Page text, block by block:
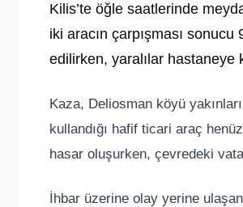
Kilis’te öğle saatlerinde
iki aracın çarpışması
edilirken, yaralılar hastaneye
Kaza, Deliosman köyü
kullandığı hafif ticari araç
hasar oluşurken, çevredeki
İhbar üzerine olay yerine